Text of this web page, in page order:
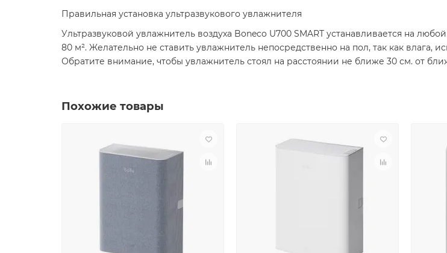
Правильная установка ультразвукового увлажнителя
Ультразвуковой увлажнитель воздуха Boneco U700 SMART устанавливается на
80 м². Желательно не ставить увлажнитель непосредственно на пол, так как
Обратите внимание, чтобы увлажнитель стоял на расстоянии не ближе 30 см. от
Похожие товары